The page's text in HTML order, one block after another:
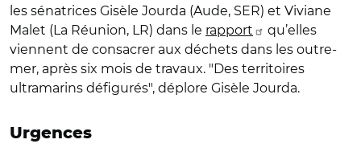
les sénatrices Gisèle Jourda (Aude, SER) et Viviane
Malet (La Réunion, LR) dans le rapport
qu’elles
viennent de consacrer aux déchets dans les outre-
mer, après six mois de travaux. "Des territoires
ultramarins défigurés", déplore Gisèle Jourda.
Urgences